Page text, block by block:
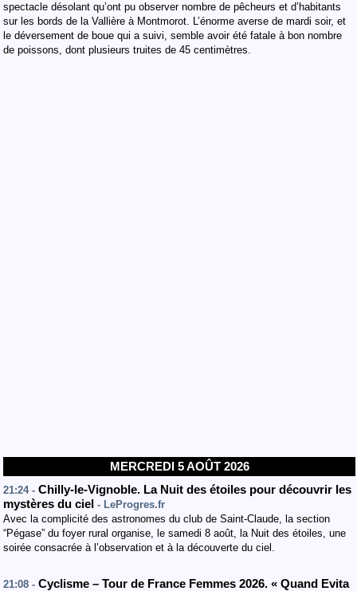
spectacle désolant qu’ont pu observer nombre de pêcheurs et d’habitants
sur les bords de la Vallière à Montmorot. L’énorme averse de mardi soir, et
le déversement de boue qui a suivi, semble avoir été fatale à bon nombre
de poissons, dont plusieurs truites de 45 centimètres.
MERCREDI 5 AOÛT 2026
21:24 - Chilly-le-Vignoble. La Nuit des étoiles pour découvrir les
mystères du ciel - LeProgres.fr
Avec la complicité des astronomes du club de Saint-Claude, la section
“Pégase” du foyer rural organise, le samedi 8 août, la Nuit des étoiles, une
soirée consacrée à l’observation et à la découverte du ciel.
21:08 - Cyclisme – Tour de France Femmes 2026. « Quand Evita